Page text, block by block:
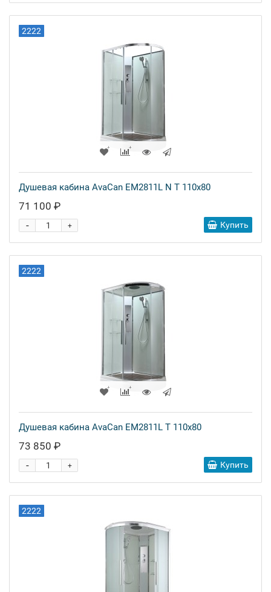
2222
Душевая кабина AvaCan EM2811L N T 110x80
71 100 ₽
+
- Купить
2222
Душевая кабина AvaCan EM2811L T 110x80
73 850 ₽
+
- Купить
2222